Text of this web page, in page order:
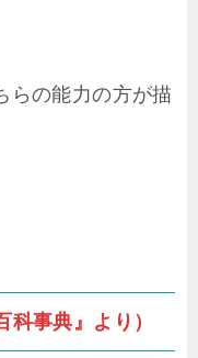
らの能力の方が描
事典』より）